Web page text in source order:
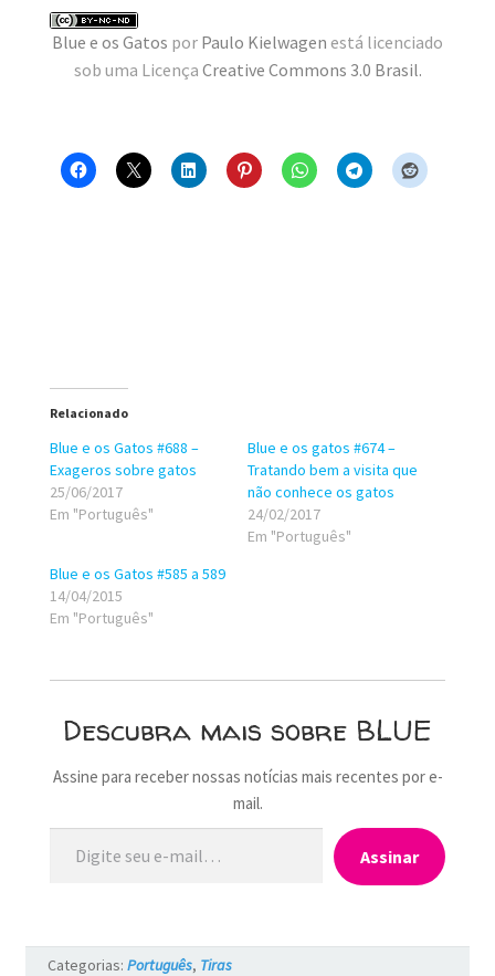
MINHA CONTA
Blue e os Gatos por Paulo Kielwagen está licenciado
sob uma Licença Creative Commons 3.0 Brasil.
Relacionado
Blue e os Gatos #688 –
Exageros sobre gatos
25/06/2017
Em "Português"
Blue e os gatos #674 –
Tratando bem a visita que
não conhece os gatos
24/02/2017
Em "Português"
Blue e os Gatos #585 a 589
14/04/2015
Em "Português"
Descubra mais sobre BLUE
Assine para receber nossas notícias mais recentes por e-
mail.
Digite seu e-mail…
Assinar
Categorias: Português, Tiras